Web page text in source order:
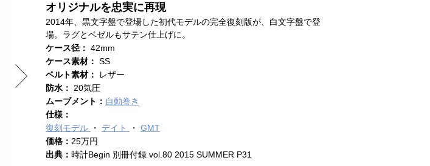
オリジナルを忠実に再現
2014年、黒文字盤で登場した初代モデルの完全復刻版が、白文字盤で登
場。ラグとベゼルもサテン仕上げに。
ケース径： 42mm
ケース素材： SS
ベルト素材：
レザー
防水： 20気圧
ムーブメント： 自動巻き
仕様：
復刻モデル
デイト
GMT
価格： 25万円
出典： 時計Begin 別冊付録 vol.80 2015 SUMMER P31